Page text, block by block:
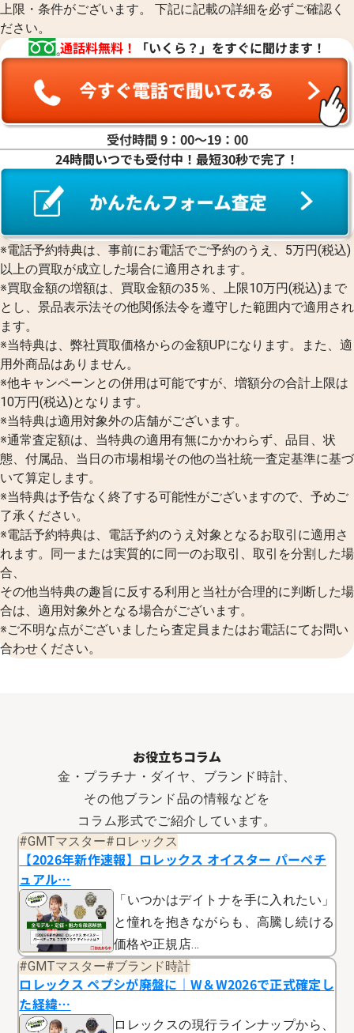
上限・条件がございます。 下記に記載の詳細を必ずご確認く
ださい。
通話料無料！ 「いくら？」をすぐに聞けます！
受付時間 9：00〜19：00
24時間いつでも受付中！最短30秒で完了！
※電話予約特典は、事前にお電話でご予約のうえ、5万円(税込)
以上の買取が成立した場合に適用されます。
※買取金額の増額は、買取金額の35％、上限10万円(税込)まで
とし、景品表示法その他関係法令を遵守した範囲内で適用され
ます。
※当特典は、弊社買取価格からの金額UPになります。また、適
用外商品はありません。
※他キャンペーンとの併用は可能ですが、増額分の合計上限は
10万円(税込)となります。
※当特典は適用対象外の店舗がございます。
※通常査定額は、当特典の適用有無にかかわらず、品目、状
態、付属品、当日の市場相場その他の当社統一査定基準に基づ
いて算定します。
※当特典は予告なく終了する可能性がございますので、予めご
了承ください。
※電話予約特典は、電話予約のうえ対象となるお取引に適用さ
れます。同一または実質的に同一のお取引、取引を分割した場
合、
その他当特典の趣旨に反する利用と当社が合理的に判断した場
合は、適用対象外となる場合がございます。
※ご不明な点がございましたら査定員またはお電話にてお問い
合わせください。
お役立ちコラム
金・プラチナ・ダイヤ、ブランド時計、
その他ブランド品の情報などを
コラム形式でご紹介しています。
#GMTマスター#ロレックス
【2026年新作速報】ロレックス オイスター パーペチ
ュアル…
「いつかはデイトナを手に入れたい」
と憧れを抱きながらも、高騰し続ける
価格や正規店…
#GMTマスター#ブランド時計
ロレックス ペプシが廃盤に｜W＆W2026で正式確定し
た経緯…
ロレックスの現行ラインナップから、